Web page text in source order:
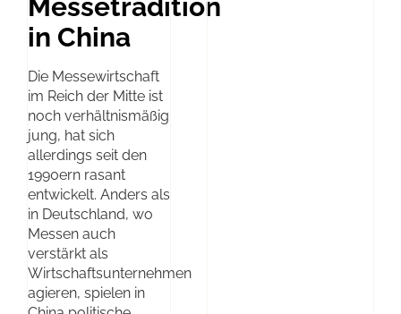
Messetradition
in China
Die Messewirtschaft
im Reich der Mitte ist
noch verhältnismäßig
jung, hat sich
allerdings seit den
1990ern rasant
entwickelt. Anders als
in Deutschland, wo
Messen auch
verstärkt als
Wirtschaftsunternehmen
agieren, spielen in